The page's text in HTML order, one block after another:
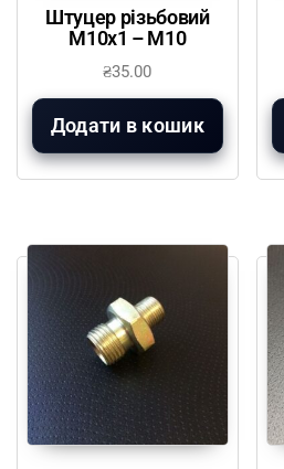
Штуцер різьбовий
М10х1 – М10
₴35.00
Додати в кошик